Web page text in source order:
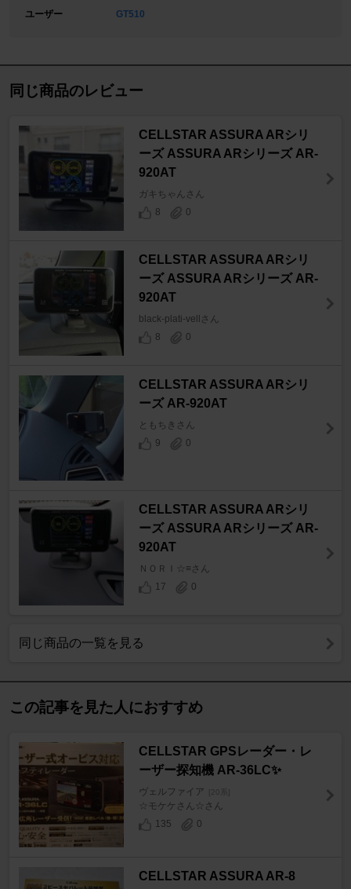
ユーザー
GT510
同じ商品のレビュー
CELLSTAR ASSURA ARシリ
ーズ ASSURA ARシリーズ AR-
920AT
ガキちゃんさん
8
0
CELLSTAR ASSURA ARシリ
ーズ ASSURA ARシリーズ AR-
920AT
black-plati-vellさん
8
0
CELLSTAR ASSURA ARシリ
ーズ AR-920AT
ともちきさん
9
0
CELLSTAR ASSURA ARシリ
ーズ ASSURA ARシリーズ AR-
920AT
ＮＯＲＩ☆≡さん
17
0
同じ商品の一覧を見る
この記事を見た人におすすめ
CELLSTAR GPSレーダー・レ
ーザー探知機 AR-36LC✨
ヴェルファイア
☆モケケさん☆さん
135
0
CELLSTAR ASSURA AR-8